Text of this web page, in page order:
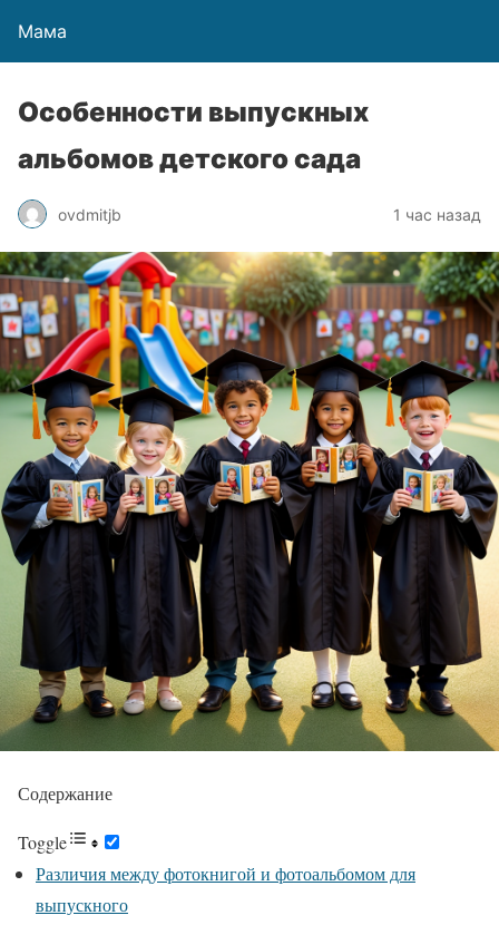
Мама
Особенности выпускных
альбомов детского сада
ovdmitjb 1 час назад
Содержание
Toggle
Различия между фотокнигой и фотоальбомом для
выпускного